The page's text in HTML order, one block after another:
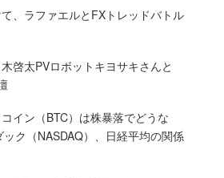
、ラファエルとFXトレッドバトル
啓太PVロボットキヨサキさんと
コイン（BTC）は株暴落でどうな
ク（NASDAQ）、日経平均の関係